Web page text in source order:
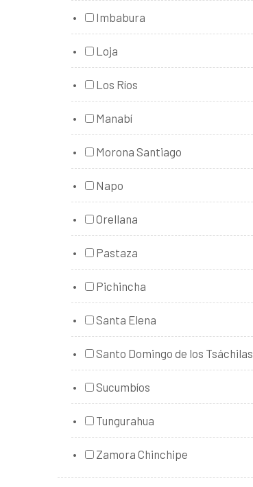
Imbabura
Loja
Los Ríos
Manabí
Morona Santiago
Napo
Orellana
Pastaza
Pichincha
Santa Elena
Santo Domingo de los Tsáchilas
Sucumbíos
Tungurahua
Zamora Chinchipe